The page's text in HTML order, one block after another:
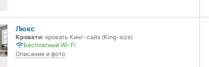
Люкс
Кровати: кровать Кинг-сайз (King-size)
Бесплатный Wi-Fi
Описание и фото